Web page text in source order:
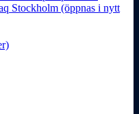
Stockholm (öppnas i nytt